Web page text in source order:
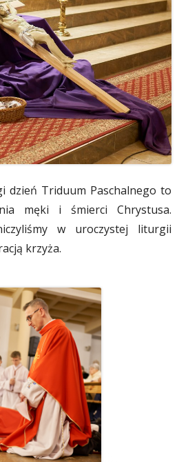
dzień Triduum Paschalnego to
męki i śmierci Chrystusa.
w uroczystej liturgii
krzyża.